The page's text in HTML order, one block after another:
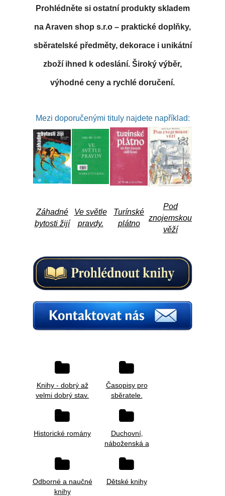
Prohlédněte si ostatní produkty skladem
na Araven shop s.r.o – praktické doplňky,
sběratelské předměty, dekorace i unikátní
zboží ihned k odeslání. Široký výběr,
výhodné ceny a rychlé doručení.
Mezi doporučenými tituly najdete například:
Záhadné
bytosti žijí
Ve světle
pravdy.
Turínské
plátno
Pod
znojemskou
věží
Knihy - dobrý až
velmi dobrý stav.
Časopisy pro
sběratele.
Historické romány
Duchovní‚
náboženská a
Odborné a naučné
knihy
Dětské knihy